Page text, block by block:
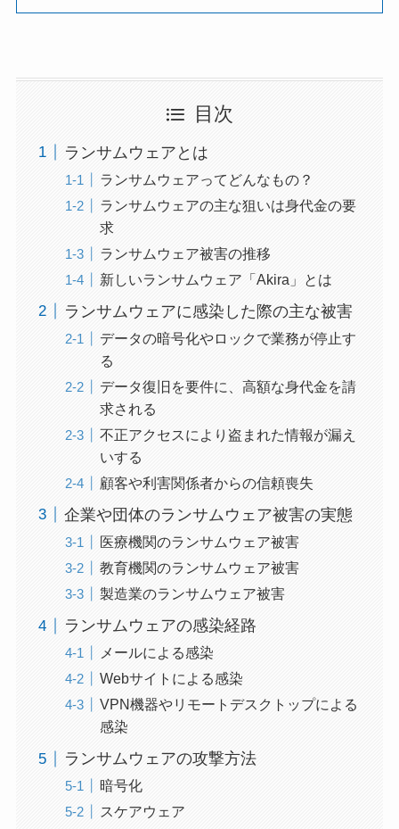
目次
ランサムウェアとは
ランサムウェアってどんなもの？
ランサムウェアの主な狙いは身代金の要
求
ランサムウェア被害の推移
新しいランサムウェア「Akira」とは
ランサムウェアに感染した際の主な被害
データの暗号化やロックで業務が停止す
る
データ復旧を要件に、高額な身代金を請
求される
不正アクセスにより盗まれた情報が漏え
いする
顧客や利害関係者からの信頼喪失
企業や団体のランサムウェア被害の実態
医療機関のランサムウェア被害
教育機関のランサムウェア被害
製造業のランサムウェア被害
ランサムウェアの感染経路
メールによる感染
Webサイトによる感染
VPN機器やリモートデスクトップによる
感染
ランサムウェアの攻撃方法
暗号化
スケアウェア